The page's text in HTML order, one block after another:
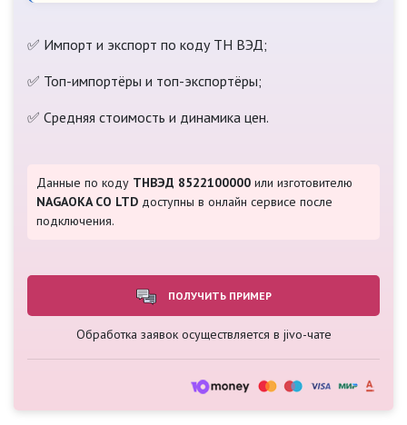
✅ Импорт и экспорт по коду ТН ВЭД;
✅ Топ-импортёры и топ-экспортёры;
✅ Средняя стоимость и динамика цен.
Данные по коду ТНВЭД 8522100000 или изготовителю
NAGAOKA CO LTD доступны в онлайн сервисе после
подключения.
ПОЛУЧИТЬ ПРИМЕР
Обработка заявок осуществляется в jivo-чате